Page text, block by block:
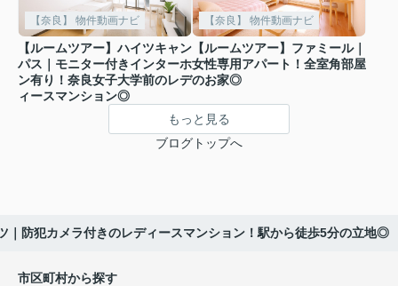
【奈良】 物件動画ナビ
【ルームツアー】ハイツキャン
パス｜モニター付きインターホ
ン有り！奈良女子大学前のレデ
ィースマンション◎
【奈良】 物件動画ナビ
【ルームツアー】ファミール｜
女性専用アパート！全室角部屋
のお家◎
もっと見る
ブログトップへ
｜防犯カメラ付きのレディースマンション！駅から徒歩5分の立地◎
市区町村から探す